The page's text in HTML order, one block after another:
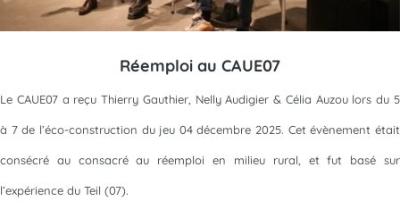
Réemploi au CAUE07
Le CAUE07 a reçu Thierry Gauthier, Nelly Audigier & Célia Auzou lors du 5
à 7 de l’éco-construction du jeu 04 décembre 2025. Cet évènement était
consécré au consacré au réemploi en milieu rural, et fut basé sur
l’expérience du Teil (07).